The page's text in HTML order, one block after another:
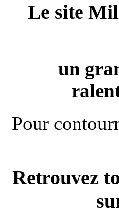
Le site
un
Pour
Retrouvez